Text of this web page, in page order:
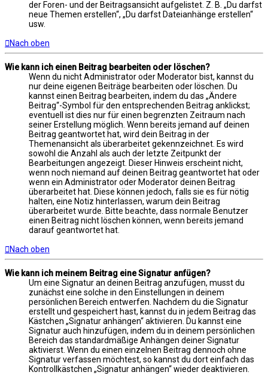
der Foren- und der Beitragsansicht aufgelistet. Z. B. „Du darfst
neue Themen erstellen“, „Du darfst Dateianhänge erstellen“
usw.
Nach oben
Wie kann ich einen Beitrag bearbeiten oder löschen?
Wenn du nicht Administrator oder Moderator bist, kannst du
nur deine eigenen Beiträge bearbeiten oder löschen. Du
kannst einen Beitrag bearbeiten, indem du das „Ändere
Beitrag“-Symbol für den entsprechenden Beitrag anklickst;
eventuell ist dies nur für einen begrenzten Zeitraum nach
seiner Erstellung möglich. Wenn bereits jemand auf deinen
Beitrag geantwortet hat, wird dein Beitrag in der
Themenansicht als überarbeitet gekennzeichnet. Es wird
sowohl die Anzahl als auch der letzte Zeitpunkt der
Bearbeitungen angezeigt. Dieser Hinweis erscheint nicht,
wenn noch niemand auf deinen Beitrag geantwortet hat oder
wenn ein Administrator oder Moderator deinen Beitrag
überarbeitet hat. Diese können jedoch, falls sie es für nötig
halten, eine Notiz hinterlassen, warum dein Beitrag
überarbeitet wurde. Bitte beachte, dass normale Benutzer
einen Beitrag nicht löschen können, wenn bereits jemand
darauf geantwortet hat.
Nach oben
Wie kann ich meinem Beitrag eine Signatur anfügen?
Um eine Signatur an deinen Beitrag anzufügen, musst du
zunächst eine solche in den Einstellungen in deinem
persönlichen Bereich entwerfen. Nachdem du die Signatur
erstellt und gespeichert hast, kannst du in jedem Beitrag das
Kästchen „Signatur anhängen“ aktivieren. Du kannst eine
Signatur auch hinzufügen, indem du in deinem persönlichen
Bereich das standardmäßige Anhängen deiner Signatur
aktivierst. Wenn du einen einzelnen Beitrag dennoch ohne
Signatur verfassen möchtest, so kannst du dort einfach das
Kontrollkästchen „Signatur anhängen“ wieder deaktivieren.